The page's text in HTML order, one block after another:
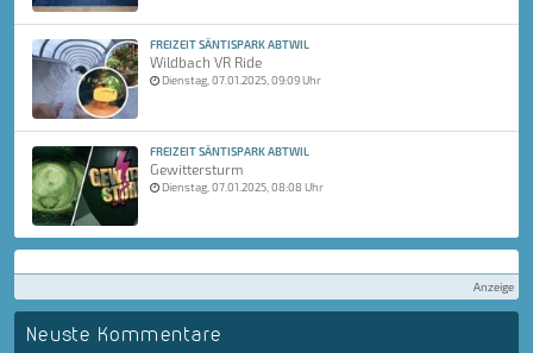
FREIZEIT SÄNTISPARK ABTWIL
Wildbach VR Ride
Dienstag, 07.01.2025, 09:09 Uhr
FREIZEIT SÄNTISPARK ABTWIL
Gewittersturm
Dienstag, 07.01.2025, 08:08 Uhr
Anzeige
Neuste Kommentare